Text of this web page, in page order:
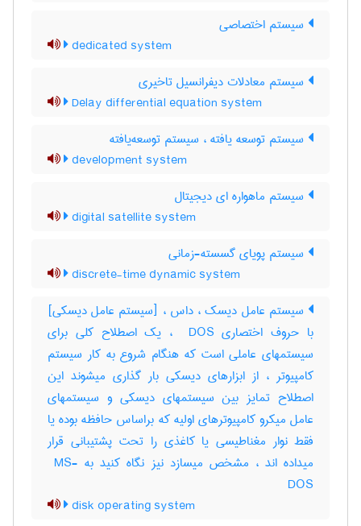
سیستم اختصاصی
dedicated system
سیستم معادلات دیفرانسیل تاخیری
Delay differential equation system
سیستم توسعه یافته ، سیستم توسعه‌یافته
development system
سیستم ماهواره ای دیجیتال
digital satellite system
سیستم پویای گسسته-زمانی
discrete-time dynamic system
سیستم عامل دیسک ، داس ، [سیستم عامل دیسکی]
با حروف اختصاری ‎ DOS ، یک اصطلاح کلی برای
سیستمهای عاملی است که هنگام شروع به کار سیستم
کامپیوتر ، از ابزارهای دیسکی بار گذاری میشوند این
اصطلاح تمایز بین سیستمهای دیسکی و سیستمهای
عامل میکرو کامپیوترهای اولیه که براساس حافظه بوده یا
فقط نوار مغناطیسی یا کاغذی را تحت پشتیبانی قرار
میداده اند ، مشخص میسازد نیز نگاه کنید به ‎ MS-
DOS
disk operating system